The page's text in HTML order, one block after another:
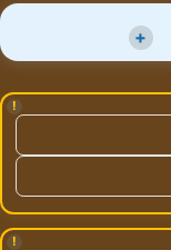
+
!
!